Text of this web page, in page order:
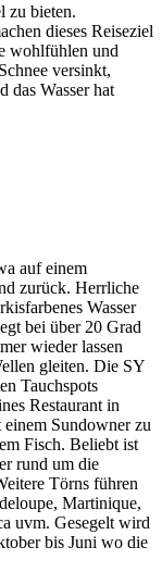
zu bieten.
dieses Reiseziel
wohlfühlen und
versinkt,
das Wasser hat
auf einem
zurück. Herrliche
Wasser
bei über 20 Grad
wieder lassen
gleiten. Die SY
Tauchspots
Restaurant in
Sundowner zu
Fisch. Beliebt ist
rund um die
Törns führen
Martinique,
uvm. Gesegelt wird
bis Juni wo die